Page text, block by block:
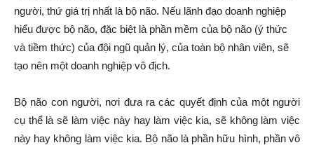
người, thứ giá trị nhất là bộ não. Nếu lãnh đạo doanh nghiệp
hiểu được bộ não, đặc biệt là phần mềm của bộ não (ý thức
và tiềm thức) của đội ngũ quản lý, của toàn bộ nhân viên, sẽ
tạo nên một doanh nghiệp vô địch.
Bộ não con người, nơi đưa ra các quyết định của một người
cụ thể là sẽ làm việc này hay làm việc kia, sẽ không làm việc
này hay không làm việc kia. Bộ não là phần hữu hình, phần vô